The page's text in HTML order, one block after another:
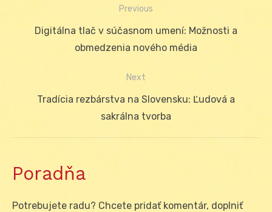
Navigácia
Previous
Previous
Digitálna tlač v súčasnom umení: Možnosti a
obmedzenia nového média
Next
NextTradícia rezbárstva na Slovensku: Ľudová a
sakrálna tvorba
Poradňa
Potrebujete radu? Chcete pridať komentár, doplniť